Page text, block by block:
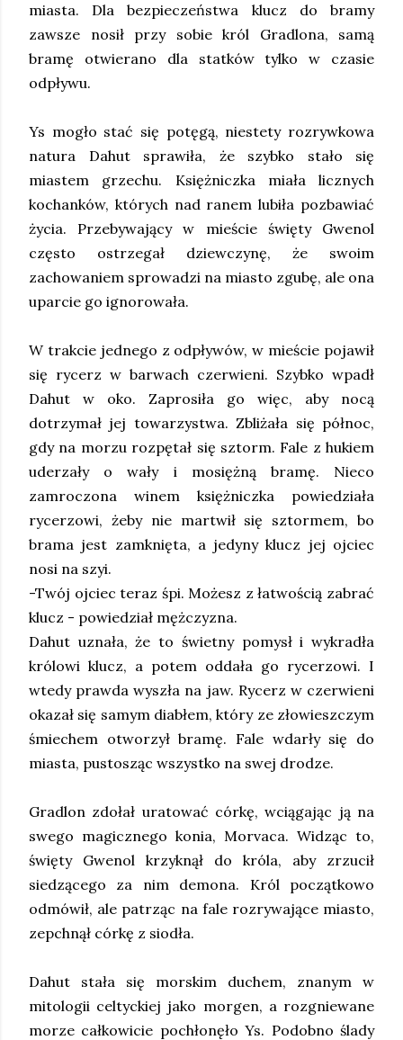
miasta. Dla bezpieczeństwa klucz do bramy
zawsze nosił przy sobie król Gradlona, samą
bramę otwierano dla statków tylko w czasie
odpływu.
Ys mogło stać się potęgą, niestety rozrywkowa
natura Dahut sprawiła, że szybko stało się
miastem grzechu. Księżniczka miała licznych
kochanków, których nad ranem lubiła pozbawiać
życia. Przebywający w mieście święty Gwenol
często ostrzegał dziewczynę, że swoim
zachowaniem sprowadzi na miasto zgubę, ale ona
uparcie go ignorowała.
W trakcie jednego z odpływów, w mieście pojawił
się rycerz w barwach czerwieni. Szybko wpadł
Dahut w oko. Zaprosiła go więc, aby nocą
dotrzymał jej towarzystwa. Zbliżała się północ,
gdy na morzu rozpętał się sztorm. Fale z hukiem
uderzały o wały i mosiężną bramę. Nieco
zamroczona winem księżniczka powiedziała
rycerzowi, żeby nie martwił się sztormem, bo
brama jest zamknięta, a jedyny klucz jej ojciec
nosi na szyi.
-Twój ojciec teraz śpi. Możesz z łatwością zabrać
klucz - powiedział mężczyzna.
Dahut uznała, że to świetny pomysł i wykradła
królowi klucz, a potem oddała go rycerzowi. I
wtedy prawda wyszła na jaw. Rycerz w czerwieni
okazał się samym diabłem, który ze złowieszczym
śmiechem otworzył bramę. Fale wdarły się do
miasta, pustosząc wszystko na swej drodze.
Gradlon zdołał uratować córkę, wciągając ją na
swego magicznego konia, Morvaca. Widząc to,
święty Gwenol krzyknął do króla, aby zrzucił
siedzącego za nim demona. Król początkowo
odmówił, ale patrząc na fale rozrywające miasto,
zepchnął córkę z siodła.
Dahut stała się morskim duchem, znanym w
mitologii celtyckiej jako morgen, a rozgniewane
morze całkowicie pochłonęło Ys. Podobno ślady